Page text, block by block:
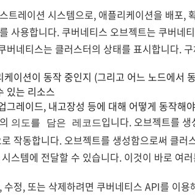
트레이션 시스템으로, 애플리케이션을 배포,
사용합니다. 쿠버네티스 오브젝트는 쿠버네
버네티스는 클러스터의 상태를 표시합니다.
이션이 동작 중인지 (그리고 어느 노드에서
있는 리소스
그레이드, 내고장성 등에 대해 어떻게 동작해
의도를 담은 레코드입니다. 오브젝트를
작동합니다. 오브젝트를 생성함으로써 클
스템에 전달할 수 있습니다. 이것이 바로 여
정, 또는 삭제하려면 쿠버네티스 API를 이용